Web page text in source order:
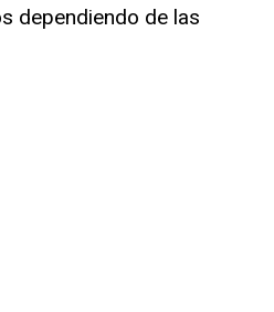
dependiendo de las